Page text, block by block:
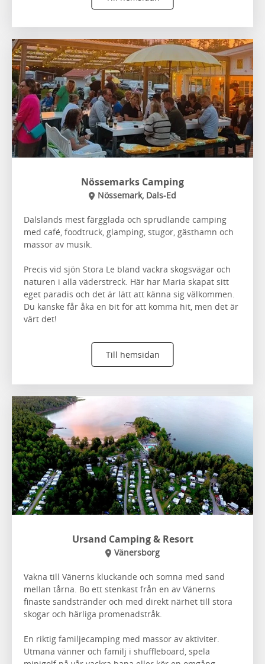
Nössemarks Camping
Nössemark, Dals-Ed
Dalslands mest färgglada och sprudlande camping
med café, foodtruck, glamping, stugor, gästhamn och
massor av musik.
Precis vid sjön Stora Le bland vackra skogsvägar och
naturen i alla väderstreck. Här har Maria skapat sitt
eget paradis och det är lätt att känna sig välkommen.
Du kanske får åka en bit för att komma hit, men det är
värt det!
Till hemsidan
Ursand Camping & Resort
Vänersborg
Vakna till Vänerns kluckande och somna med sand
mellan tårna. Bo ett stenkast från en av Vänerns
finaste sandstränder och med direkt närhet till stora
skogar och härliga promenadstråk.
En riktig familjecamping med massor av aktiviter.
Utmana vänner och familj i shuffleboard, spela